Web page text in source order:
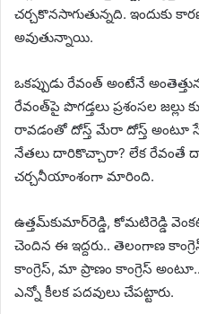
చర్చకొనసాగుతున్నది. ఇందుకు
అవుతున్నాయి.
ఒకప్పుడు రేవంత్ అంటేనే
రేవంత్‌పై పొగడ్తలు ప్రశంసల జల్లు
రావడంతో దోస్త్ మేరా దోస్త్ అంటూ
నేతలు దారికొచ్చారా? లేక రేవంతే
చర్చనీయాంశంగా మారింది.
ఉత్తమ్‌కుమార్‌రెడ్డి, కోమటిరెడ్డి
చెందిన ఈ ఇద్దరు.. తెలంగాణ
కాంగ్రెస్, మా ప్రాణం కాంగ్రెస్
ఎన్నో కీలక పదవులు చేపట్టారు.